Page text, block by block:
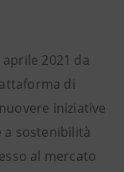
2021 da
di
iniziative
sostenibilità
al mercato